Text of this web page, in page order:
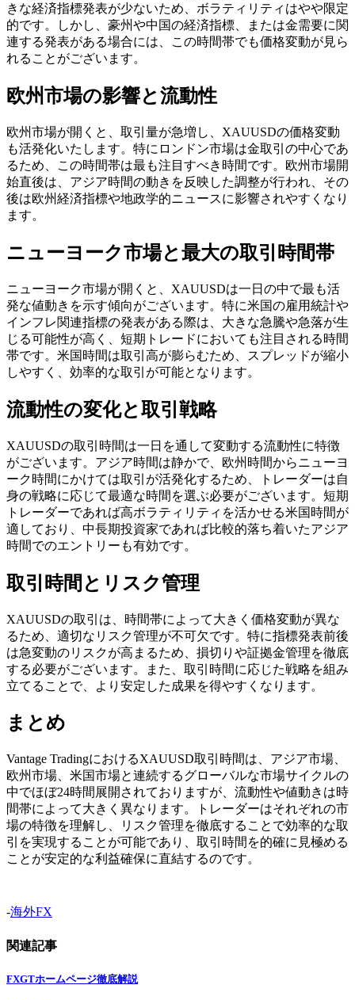
きな経済指標発表が少ないため、ボラティリティはやや限定
的です。しかし、豪州や中国の経済指標、または金需要に関
連する発表がある場合には、この時間帯でも価格変動が見ら
れることがございます。
欧州市場の影響と流動性
欧州市場が開くと、取引量が急増し、XAUUSDの価格変動
も活発化いたします。特にロンドン市場は金取引の中心であ
るため、この時間帯は最も注目すべき時間です。欧州市場開
始直後は、アジア時間の動きを反映した調整が行われ、その
後は欧州経済指標や地政学的ニュースに影響されやすくなり
ます。
ニューヨーク市場と最大の取引時間帯
ニューヨーク市場が開くと、XAUUSDは一日の中で最も活
発な値動きを示す傾向がございます。特に米国の雇用統計や
インフレ関連指標の発表がある際は、大きな急騰や急落が生
じる可能性が高く、短期トレードにおいても注目される時間
帯です。米国時間は取引高が膨らむため、スプレッドが縮小
しやすく、効率的な取引が可能となります。
流動性の変化と取引戦略
XAUUSDの取引時間は一日を通して変動する流動性に特徴
がございます。アジア時間は静かで、欧州時間からニューヨ
ーク時間にかけては取引が活発化するため、トレーダーは自
身の戦略に応じて最適な時間を選ぶ必要がございます。短期
トレーダーであれば高ボラティリティを活かせる米国時間が
適しており、中長期投資家であれば比較的落ち着いたアジア
時間でのエントリーも有効です。
取引時間とリスク管理
XAUUSDの取引は、時間帯によって大きく価格変動が異な
るため、適切なリスク管理が不可欠です。特に指標発表前後
は急変動のリスクが高まるため、損切りや証拠金管理を徹底
する必要がございます。また、取引時間に応じた戦略を組み
立てることで、より安定した成果を得やすくなります。
まとめ
Vantage TradingにおけるXAUUSD取引時間は、アジア市場、
欧州市場、米国市場と連続するグローバルな市場サイクルの
中でほぼ24時間展開されておりますが、流動性や値動きは時
間帯によって大きく異なります。トレーダーはそれぞれの市
場の特徴を理解し、リスク管理を徹底することで効率的な取
引を実現することが可能であり、取引時間を的確に見極める
ことが安定的な利益確保に直結するのです。
-海外FX
関連記事
FXGTホームページ徹底解説